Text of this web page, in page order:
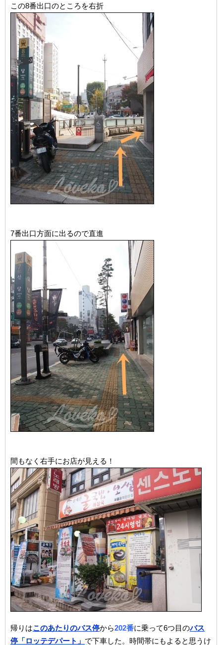
この8番出口のところを右折
7番出口方面に出るので直進
間もなく右手にお店が見える！
帰りはこのあたりのバス停から202番に乗って6つ目のバス
停「ロッテデパート」 で下車した。時間帯にもよると思うけ